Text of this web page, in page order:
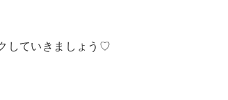
していきましょう♡